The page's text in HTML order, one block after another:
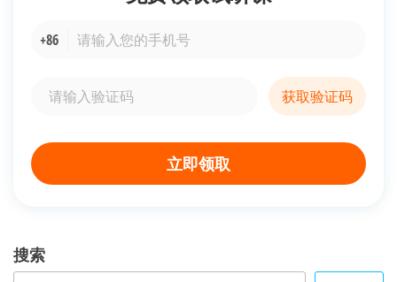
+86
获取验证码
立即领取
搜索